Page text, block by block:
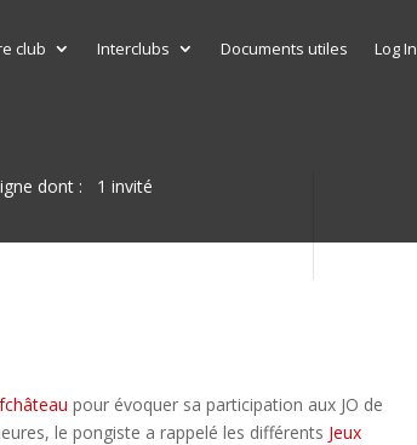
club Interclubs Documents utiles Log In
dont : 1 invité
pour évoquer sa participation aux JO de
le pongiste a rappelé les différents Jeux